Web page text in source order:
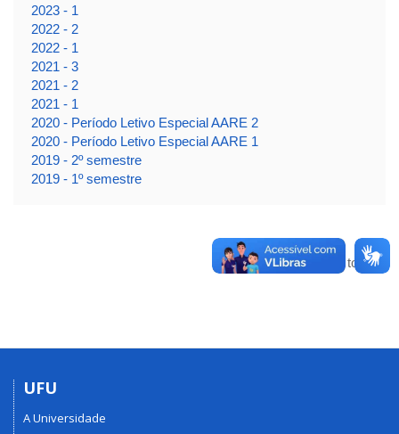
2023 - 1
2022 - 2
2022 - 1
2021 - 3
2021 - 2
2021 - 1
2020 - Período Letivo Especial AARE 2
2020 - Período Letivo Especial AARE 1
2019 - 2º semestre
2019 - 1º semestre
Voltar para o topo
UFU
A Universidade